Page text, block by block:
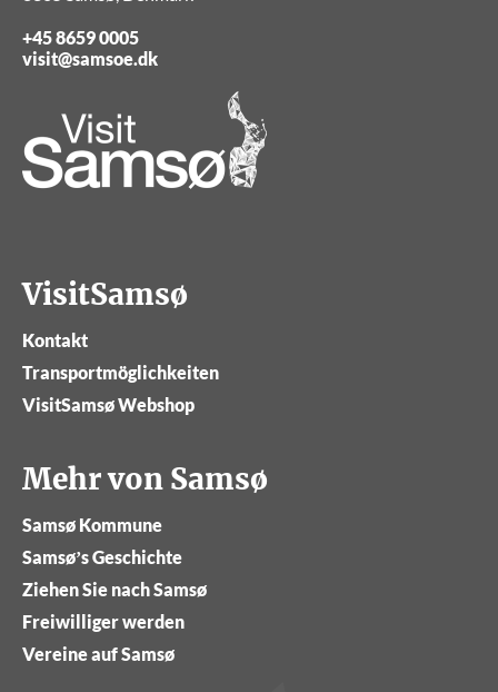
+45 8659 0005
visit@samsoe.dk
VisitSamsø
Kontakt
Transportmöglichkeiten
VisitSamsø Webshop
Mehr von Samsø
Samsø Kommune
Samsø’s Geschichte
Ziehen Sie nach Samsø
Freiwilliger werden
Vereine auf Samsø